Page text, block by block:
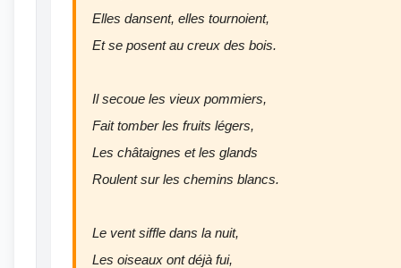
Elles dansent, elles tournoient,
Et se posent au creux des bois.
Il secoue les vieux pommiers,
Fait tomber les fruits légers,
Les châtaignes et les glands
Roulent sur les chemins blancs.
Le vent siffle dans la nuit,
Les oiseaux ont déjà fui,